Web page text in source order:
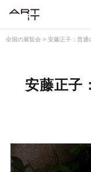
Skip
content
全国の展覧会 > 安藤正子：普通
安藤正子